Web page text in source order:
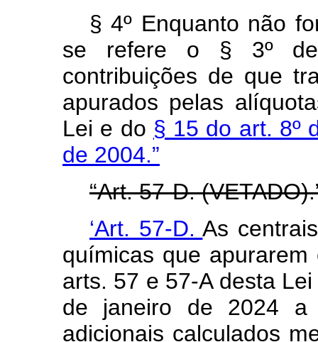
§ 4º Enquanto não
se refere o § 3º
contribuições de que
apurados pelas
Lei e do § 15 do art. 8º
de 2004.”
“Art. 57-D.
‘Art. 57-D.As
químicas que
arts. 57 e 57-A desta
de janeiro de 2024 a
adicionais calculados